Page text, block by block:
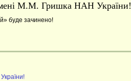
імені М.М. Гришка НАН України!
буде зачинено!